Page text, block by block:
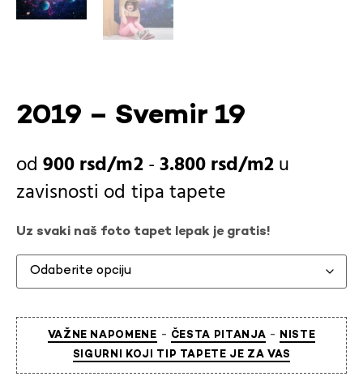
2019 – Svemir 19
900rsd -3.800rsd
u
zavisnosti od tipa tapete
Uz svaki naš foto tapet lepak je gratis!
VAŽNE NAPOMENE - ČESTA PITANJA - NISTE
SIGURNI KOJI TIP TAPETE JE ZA VAS